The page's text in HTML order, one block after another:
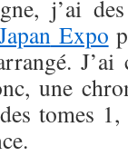
j’ai
Expo
une
tomes